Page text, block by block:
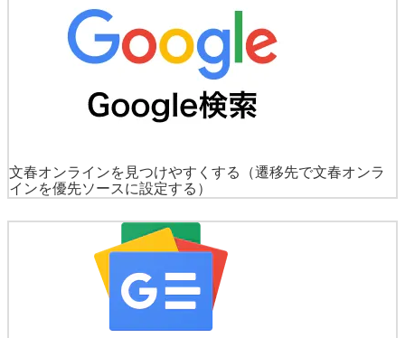
文春オンラインを見つけやすくする
（遷移先で文春オンラ
インを優先ソースに設定する）